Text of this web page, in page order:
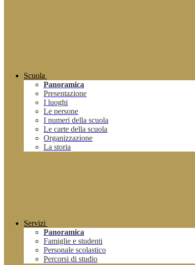
Scuola
Panoramica
Presentazione
I luoghi
Le persone
I numeri della scuola
Le carte della scuola
Organizzazione
La storia
Servizi
Panoramica
Famiglie e studenti
Personale scolastico
Percorsi di studio